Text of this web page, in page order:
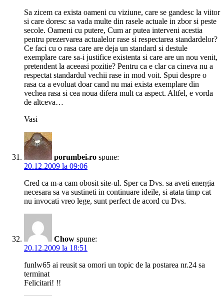
Sa zicem ca exista oameni cu viziune, care se gandesc la viitor
si care doresc sa vada multe din rasele actuale in zbor si peste
secole. Oameni cu putere, Cum ar putea interveni acestia
pentru prezervarea actualelor rase si respectarea standardelor?
Ce faci cu o rasa care are deja un standard si destule
exemplare care sa-i justifice existenta si care are un nou venit,
pretendent la aceeasi pozitie? Pentru ca e clar ca cineva nu a
respectat standardul vechii rase in mod voit. Spui despre o
rasa ca a evoluat doar cand nu mai exista exemplare din
vechea rasa si cea noua difera mult ca aspect. Altfel, e vorda
de altceva…
Vasi
porumbei.ro spune:
20.12.2009 la 09:06
Cred ca m-a cam obosit site-ul. Sper ca Dvs. sa aveti energia
necesara sa va sustineti in continuare ideile, si atata timp cat
nu invocati vreo lege, sunt perfect de acord cu Dvs.
Chow spune:
20.12.2009 la 18:51
funlw65 ai reusit sa omori un topic de la postarea nr.24 sa
terminat
Felicitari! !!